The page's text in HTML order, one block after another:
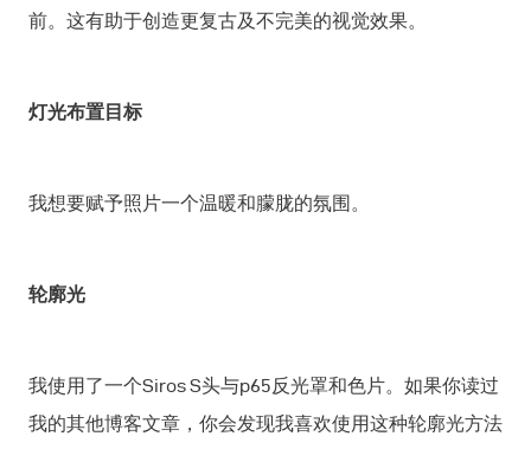
前。这有助于创造更复古及不完美的视觉效果。
灯光布置目标
我想要赋予照片一个温暖和朦胧的氛围。
轮廓光
我使用了一个Siros S头与p65反光罩和色片。如果你读过
我的其他博客文章，你会发现我喜欢使用这种轮廓光方法